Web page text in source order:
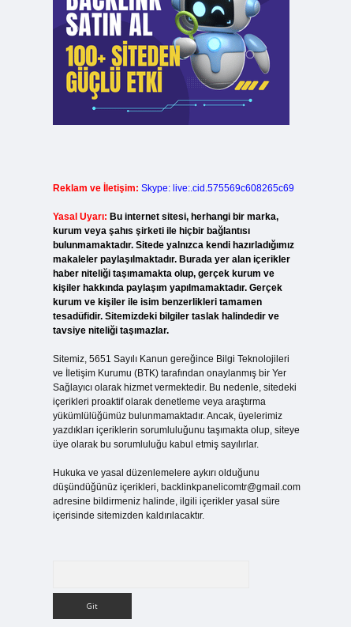
Reklam ve İletişim: Skype: live:.cid.575569c608265c69
Yasal Uyarı: Bu internet sitesi, herhangi bir marka,
kurum veya şahıs şirketi ile hiçbir bağlantısı
bulunmamaktadır. Sitede yalnızca kendi hazırladığımız
makaleler paylaşılmaktadır. Burada yer alan içerikler
haber niteliği taşımamakta olup, gerçek kurum ve
kişiler hakkında paylaşım yapılmamaktadır. Gerçek
kurum ve kişiler ile isim benzerlikleri tamamen
tesadüfidir. Sitemizdeki bilgiler taslak halindedir ve
tavsiye niteliği taşımazlar.
Sitemiz, 5651 Sayılı Kanun gereğince Bilgi Teknolojileri
ve İletişim Kurumu (BTK) tarafından onaylanmış bir Yer
Sağlayıcı olarak hizmet vermektedir. Bu nedenle, sitedeki
içerikleri proaktif olarak denetleme veya araştırma
yükümlülüğümüz bulunmamaktadır. Ancak, üyelerimiz
yazdıkları içeriklerin sorumluluğunu taşımakta olup, siteye
üye olarak bu sorumluluğu kabul etmiş sayılırlar.
Hukuka ve yasal düzenlemelere aykırı olduğunu
düşündüğünüz içerikleri, backlinkpanelicomtr@gmail.com
adresine bildirmeniz halinde, ilgili içerikler yasal süre
içerisinde sitemizden kaldırılacaktır.